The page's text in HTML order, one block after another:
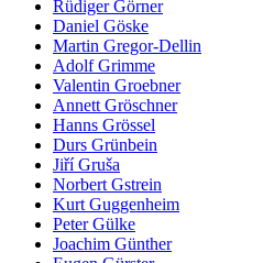
Rüdiger Görner
Daniel Göske
Martin Gregor-Dellin
Adolf Grimme
Valentin Groebner
Annett Gröschner
Hanns Grössel
Durs Grünbein
Jiří Gruša
Norbert Gstrein
Kurt Guggenheim
Peter Gülke
Joachim Günther